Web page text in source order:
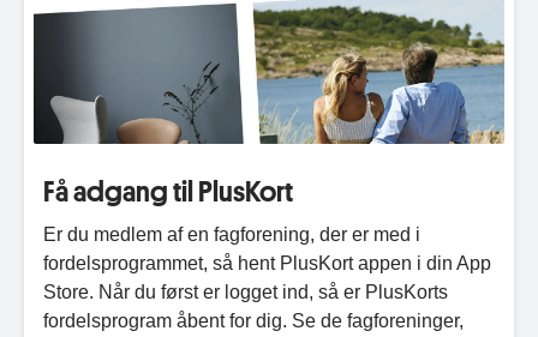
Få adgang til PlusKort
Er du medlem af en fagforening, der er med i
fordelsprogrammet, så hent PlusKort appen i din App
Store. Når du først er logget ind, så er PlusKorts
fordelsprogram åbent for dig. Se de fagforeninger,